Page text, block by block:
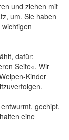
und ziehen mit
um. Sie haben
dafür:
Seite«. Wir
Kinder
gechipt,
eine